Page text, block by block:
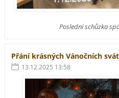
Poslední schůzka
Přání krásných Vánočních
13.12.2025 13:58